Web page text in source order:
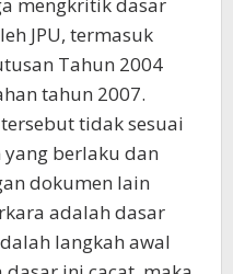
JPU, termasuk
Tahun 2004
tahun 2007.
tidak sesuai
berlaku dan
dokumen lain
adalah dasar
langkah awal